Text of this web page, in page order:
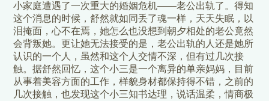
小家庭遭遇了一次重大的婚姻危机——老公出轨了。得知
这个消息的时候，舒然就如同丢了魂一样，天天失眠，以
泪掩面，心不在焉，她怎么也没想到朝夕相处的老公竟然
会背叛她。更让她无法接受的是，老公出轨的人还是她所
认识的一个人，虽然和这个人交情不深，但有过几次接
触。据舒然回忆，这个小三是一个离异的单亲妈妈，目前
从事着美容方面的工作，样貌身材都保持得不错，之前的
几次接触，也发现这个小三知书达理，说话温柔，情商极